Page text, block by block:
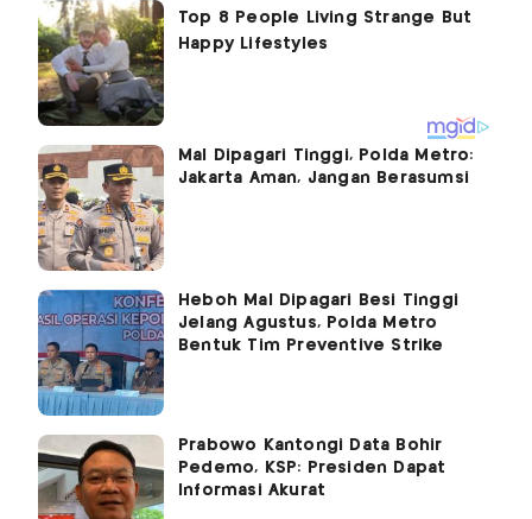
Mal Dipagari Tinggi, Polda Metro:
Jakarta Aman, Jangan Berasumsi
Heboh Mal Dipagari Besi Tinggi
Jelang Agustus, Polda Metro
Bentuk Tim Preventive Strike
Prabowo Kantongi Data Bohir
Pedemo, KSP: Presiden Dapat
Informasi Akurat